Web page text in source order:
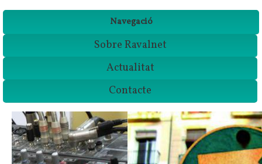
Navegació
Sobre Ravalnet
Actualitat
Contacte